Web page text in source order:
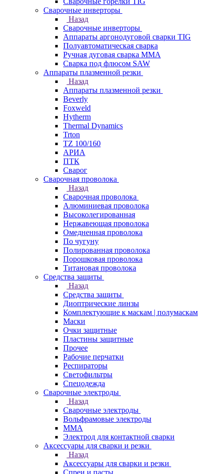
Сварочные инверторы
Назад
Сварочные инверторы
Аппараты аргонодуговой сварки TIG
Полуавтоматическая сварка
Ручная дуговая сварка MMA
Сварка под флюсом SAW
Аппараты плазменной резки
Назад
Аппараты плазменной резки
Beverly
Foxweld
Hytherm
Thermal Dynamics
Trton
TZ 100/160
АРИА
ПТК
Сварог
Сварочная проволока
Назад
Сварочная проволока
Алюминиевая проволока
Высоколегированная
Нержавеющая проволока
Омедненная проволока
По чугуну
Полированная проволока
Порошковая проволока
Титановая проволока
Средства защиты
Назад
Средства защиты
Диоптрические линзы
Комплектующие к маскам | полумаскам
Маски
Очки защитные
Пластины защитные
Прочее
Рабочие перчатки
Респираторы
Светофильтры
Спецодежда
Сварочные электроды
Назад
Сварочные электроды
Вольфрамовые электроды
ММА
Электрод для контактной сварки
Аксессуары для сварки и резки
Назад
Аксессуары для сварки и резки
Спреи и пасты